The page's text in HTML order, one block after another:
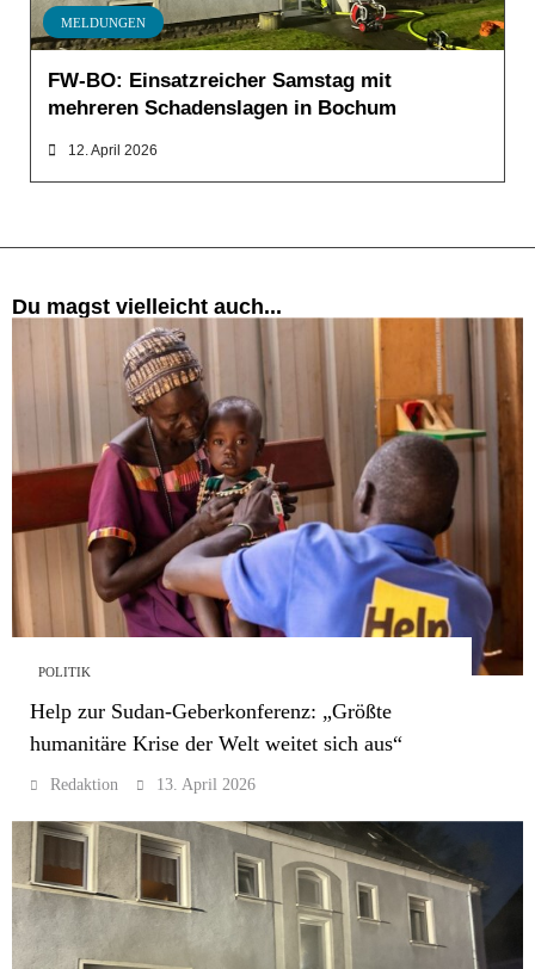
MELDUNGEN
FW-BO: Einsatzreicher Samstag mit
mehreren Schadenslagen in Bochum
12. April 2026
Du magst vielleicht auch...
POLITIK
Help zur Sudan-Geberkonferenz: „Größte
humanitäre Krise der Welt weitet sich aus“
Redaktion 13. April 2026